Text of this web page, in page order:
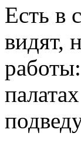
Есть в
видят,